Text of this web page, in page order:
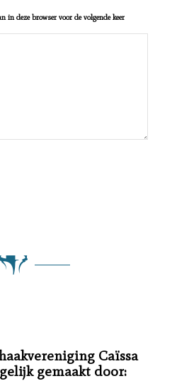
in deze browser voor de volgende keer
Caïssa
gemaakt door: